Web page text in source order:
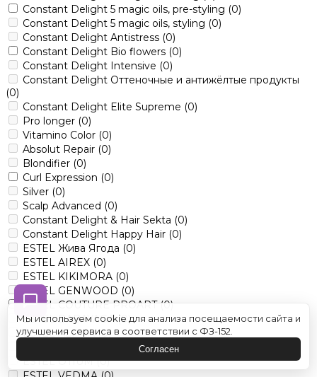
Constant Delight 5 magic oils, pre-styling (0)
Constant Delight 5 magic oils, styling (0)
Constant Delight Antistress (0)
Constant Delight Bio flowers (0)
Constant Delight Intensive (0)
Constant Delight Оттеночные и антижёлтые продукты
(0)
Constant Delight Elite Supreme (0)
Pro longer (0)
Vitamino Color (0)
Absolut Repair (0)
Blondifier (0)
Curl Expression (0)
Silver (0)
Scalp Advanced (0)
Constant Delight & Hair Sekta (0)
Constant Delight Happy Hair (0)
ESTEL Жива Ягода (0)
ESTEL AIREX (0)
ESTEL KIKIMORA (0)
ESTEL GENWOOD (0)
ESTEL COUTURE PROART (0)
ESTEL BABAYAGA(0)
ESTEL ALPHA(0)
ESTEL OTIUM(0)
Мы используем cookie для анализа посещаемости сайта и
улучшения сервиса в соответствии с ФЗ-152.
Согласен